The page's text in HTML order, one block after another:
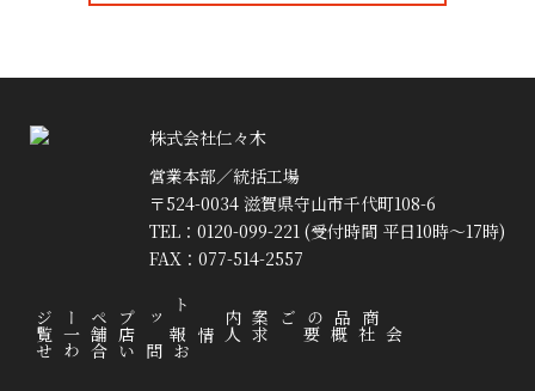
株式会社仁々木
営業本部／統括工場
〒524-0034 滋賀県守山市千代町108-6
TEL：0120-099-221 (受付時間 平日10時～17時)
FAX：077-514-2557
トップページ
商品のご案内
店舗一覧
求人情報
会社概要
お問い合わせ